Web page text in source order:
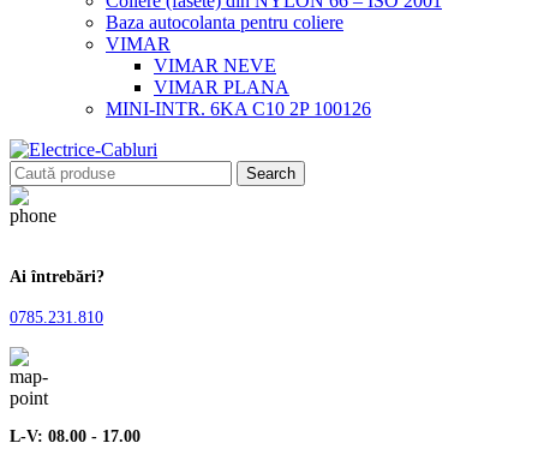
Baza autocolanta pentru coliere
VIMAR
VIMAR NEVE
VIMAR PLANA
MINI-INTR. 6KA C10 2P 100126
Search
Ai întrebări?
0785.231.810
L-V: 08.00 - 17.00